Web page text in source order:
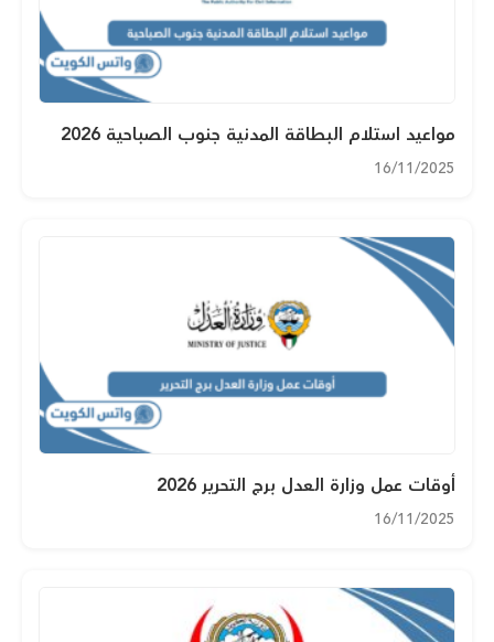
مواعيد استلام البطاقة المدنية جنوب الصباحية 2026
16/11/2025
أوقات عمل وزارة العدل برج التحرير 2026
16/11/2025